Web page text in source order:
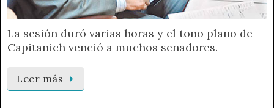
La sesión duró varias horas y el tono plano de
Capitanich venció a muchos senadores.
Leer más